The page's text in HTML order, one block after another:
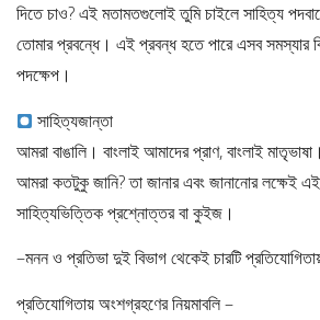
দিতে চাও? এই মতামতগুলোই তুমি চাইলে সাহিত্য
তোমার প্রবন্ধে। এই প্রবন্ধ হতে পারে এসব সমস্যার
পদক্ষেপ।
সাহিত্যজান্তা
আমরা বাঙালি। বাংলাই আমাদের প্রাণ, বাংলাই
আমরা কতটুকু জানি? তা জানার এবং জানানোর লক্ষেই
সাহিত্যভিত্তিক প্রশ্নোত্তর বা কুইজ।
–মনন ও প্রতিভা দুই বিভাগ থেকেই চারটি
প্রতিযোগিতায় অংশগ্রহণের নিয়মাবলি –